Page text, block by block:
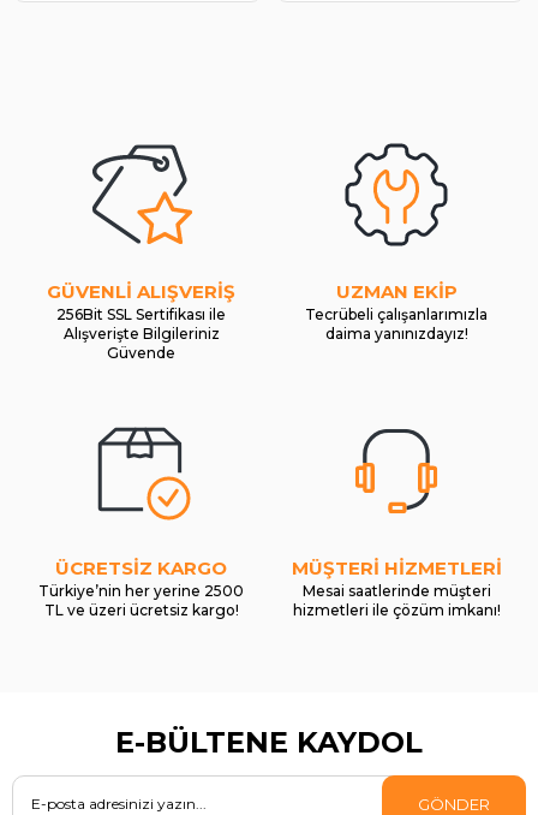
GÜVENLİ ALIŞVERİŞ
256Bit SSL Sertifikası ile
Alışverişte Bilgileriniz
Güvende
UZMAN EKİP
Tecrübeli çalışanlarımızla
daima yanınızdayız!
ÜCRETSİZ KARGO
Türkiye’nin her yerine 2500
TL ve üzeri ücretsiz kargo!
MÜŞTERİ HİZMETLERİ
Mesai saatlerinde müşteri
hizmetleri ile çözüm imkanı!
E-BÜLTENE KAYDOL
GÖNDER